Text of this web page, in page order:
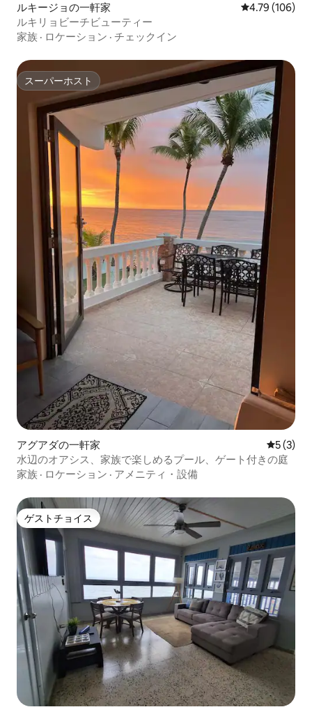
ルキージョの一軒家 レビュー106
4.79 (106)
ルキリョビーチビューティー
家族 · ロケーション · チェックイン
スーパーホスト
スーパーホスト
アグアダの一軒家 レビュー
5 (3)
水辺のオアシス、家族で楽しめるプール、ゲート付きの庭
家族 · ロケーション · アメニティ・設備
ゲストチョイス
ゲストチョイス